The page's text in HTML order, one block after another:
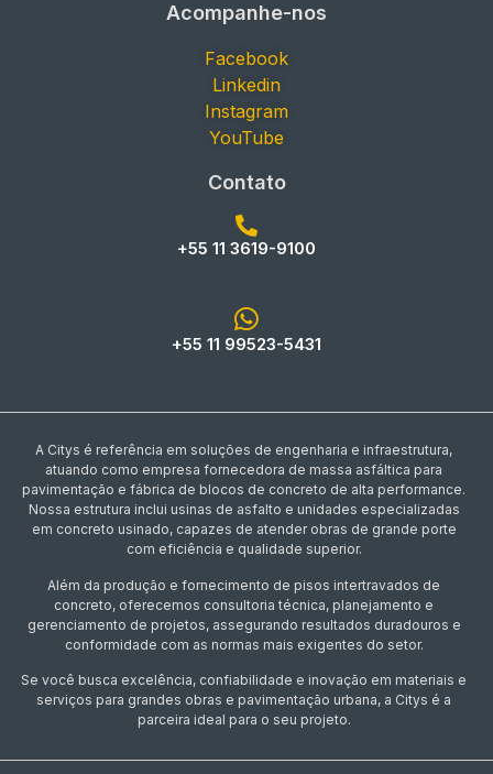
Acompanhe-nos
Facebook
Linkedin
Instagram
YouTube
Contato
+55 11 3619-9100
+55 11 99523-5431
A Citys é referência em soluções de engenharia e infraestrutura,
atuando como empresa fornecedora de massa asfáltica para
pavimentação e fábrica de blocos de concreto de alta performance.
Nossa estrutura inclui usinas de asfalto e unidades especializadas
em concreto usinado, capazes de atender obras de grande porte
com eficiência e qualidade superior.
Além da produção e fornecimento de pisos intertravados de
concreto, oferecemos consultoria técnica, planejamento e
gerenciamento de projetos, assegurando resultados duradouros e
conformidade com as normas mais exigentes do setor.
Se você busca excelência, confiabilidade e inovação em materiais e
serviços para grandes obras e pavimentação urbana, a Citys é a
parceira ideal para o seu projeto.